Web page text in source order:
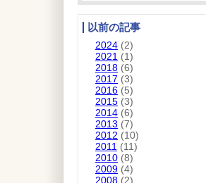
以前の記事
2024 (2)
2021 (1)
2018 (6)
2017 (3)
2016 (5)
2015 (3)
2014 (6)
2013 (7)
2012 (10)
2011 (11)
2010 (8)
2009 (4)
2008 (2)